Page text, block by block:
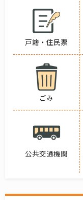
戸籍・住民票
ごみ
公共交通機関